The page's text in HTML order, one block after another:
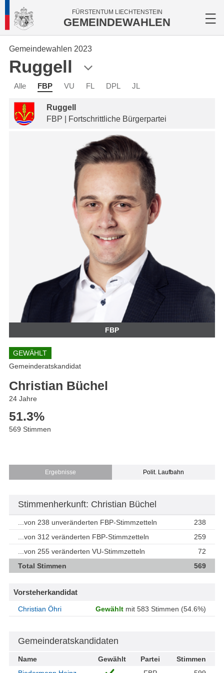
FÜRSTENTUM LIECHTENSTEIN
GEMEINDEWAHLEN
Gemeindewahlen 2023
Ruggell
Alle FBP VU FL DPL JL
Ruggell
FBP | Fortschrittliche Bürgerpartei
FBP
GEWÄHLT
Gemeinderatskandidat
Christian Büchel
24 Jahre
51.3%
569 Stimmen
Ergebnisse Polit. Laufbahn
Stimmenherkunft: Christian Büchel
...von 238 unveränderten FBP-Stimmzetteln
238
...von 312 veränderten FBP-Stimmzetteln
259
...von 255 veränderten VU-Stimmzetteln
72
Total Stimmen
569
Vorsteherkandidat
Christian Öhri Gewählt mit 583 Stimmen (54.6%)
Gemeinderatskandidaten
Name Gewählt Partei
Stimmen